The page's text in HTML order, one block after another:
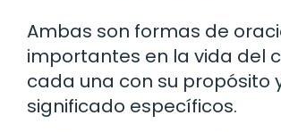
Ambas son formas de
importantes en la vida del
cada una con su propósito
significado específicos.